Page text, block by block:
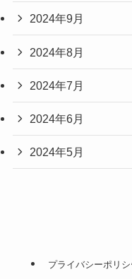
2024年9月
2024年8月
2024年7月
2024年6月
2024年5月
プライバシーポリシ